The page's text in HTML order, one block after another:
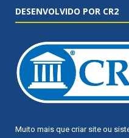
DESENVOLVIDO POR CR2
Muito mais que criar site ou